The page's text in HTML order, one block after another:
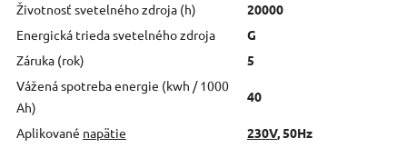
Životnosť svetelného zdroja (h)
20000
Energická trieda svetelného zdroja
G
Záruka (rok)
5
Vážená spotreba energie (kwh / 1000
Ah)
40
Aplikované napätie 230V, 50Hz